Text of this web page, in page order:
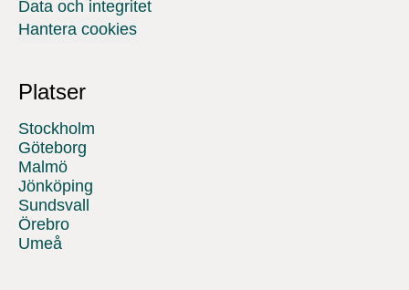
Data och integritet
Hantera cookies
Platser
Stockholm
Göteborg
Malmö
Jönköping
Sundsvall
Örebro
Umeå